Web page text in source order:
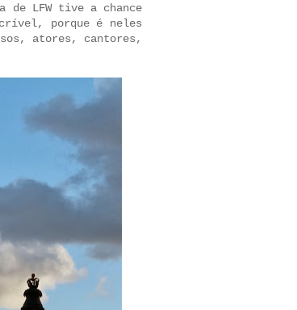
LFW tive a chance
porque é neles
atores, cantores,